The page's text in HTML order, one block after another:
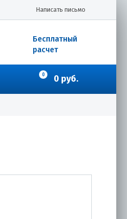
Написать письмо
Бесплатный
расчет
0 0 руб.